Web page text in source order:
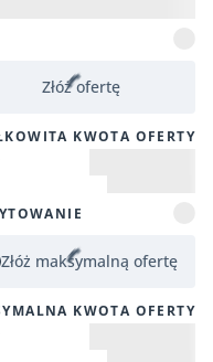
Złóż ofertę
KWOTA OFERTY
Złóż maksymalną ofertę
KWOTA OFERTY